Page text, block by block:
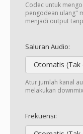
Codec untuk
pengodean ulang"
menjadi output
Saluran Audio:
Otomatis (Tak
Atur jumlah kanal
melakukan
Frekuensi: